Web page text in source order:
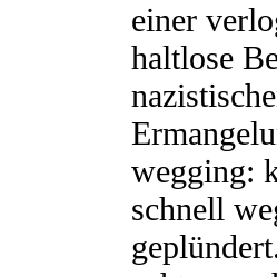
einer
haltlose
wegging:
schnell